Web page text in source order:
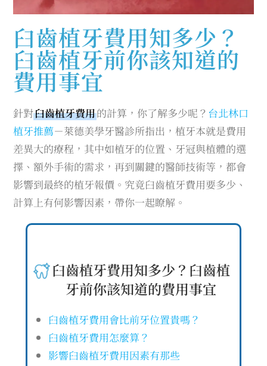
臼齒植牙費用知多少？
臼齒植牙前你該知道的
費用事宜
針對臼齒植牙費用的計算，你了解多少呢？ 台北林口
植牙推薦－萊德美學牙醫診所指出，植牙本就是費用
差異大的療程，其中如植牙的位置、牙冠與植體的選
擇、額外手術的需求，再到關鍵的醫師技術等，都會
影響到最終的植牙報價。究竟臼齒植牙費用要多少、
計算上有何影響因素，帶你一起瞭解。
臼齒植牙費用知多少？臼齒植
牙前你該知道的費用事宜
臼齒植牙費用會比前牙位置貴嗎？
臼齒植牙費用怎麼算？
影響臼齒植牙費用因素有那些